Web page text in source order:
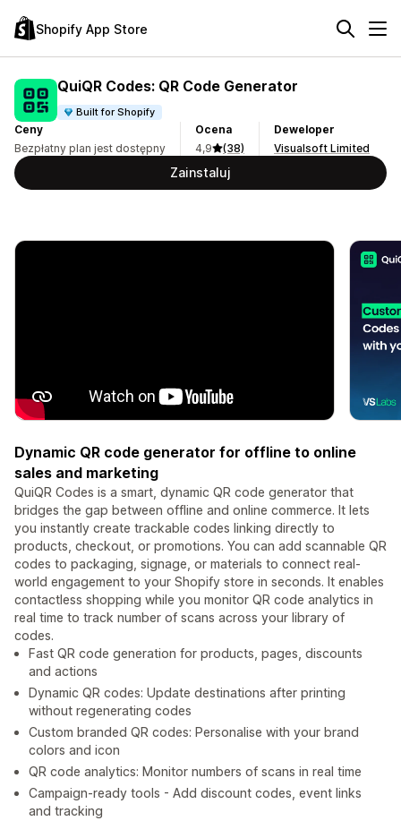
Shopify App Store
QuiQR Codes: QR Code Generator
Built for Shopify
Ceny
Bezpłatny plan jest dostępny
Ocena
4,9
(38)
Deweloper
Visualsoft Limited
Zainstaluj
Dynamic QR code generator for offline to online
sales and marketing
QuiQR Codes is a smart, dynamic QR code generator that
bridges the gap between offline and online commerce. It lets
you instantly create trackable codes linking directly to
products, checkout, or promotions. You can add scannable QR
codes to packaging, signage, or materials to connect real-
world engagement to your Shopify store in seconds. It enables
contactless shopping while you monitor QR code analytics in
real time to track number of scans across your library of
codes.
Fast QR code generation for products, pages, discounts
and actions
Dynamic QR codes: Update destinations after printing
without regenerating codes
Custom branded QR codes: Personalise with your brand
colors and icon
QR code analytics: Monitor numbers of scans in real time
Campaign-ready tools - Add discount codes, event links
and tracking